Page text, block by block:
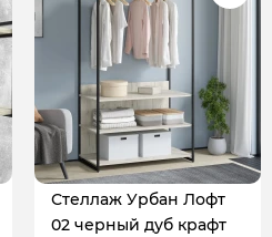
Стеллаж Урбан Лофт
02 черный дуб крафт